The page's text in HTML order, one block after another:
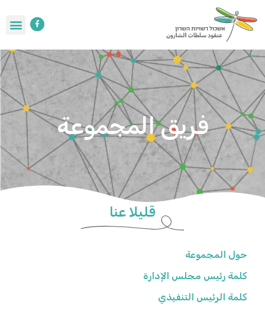
فريق المجموعة
قليلا عنا
حول المجموعة
كلمة رئيس مجلس الإدارة
كلمة الرئيس التنفيذي